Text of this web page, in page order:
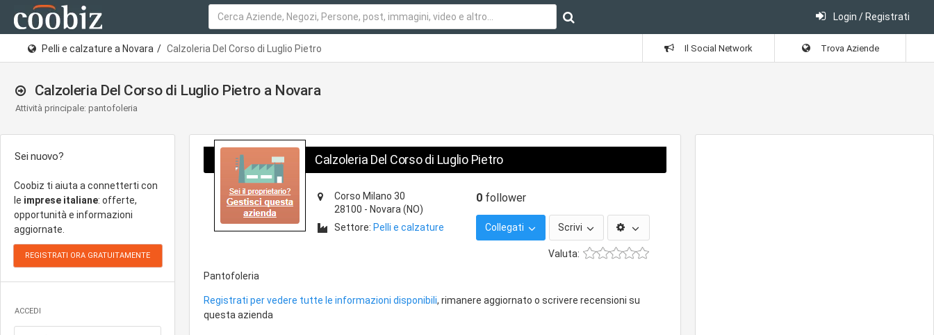
Login / Registrati
Pelli e calzature a Novara Calzoleria Del Corso di Luglio Pietro Il Social Network Trova Aziende
Calzoleria Del Corso di Luglio Pietro a Novara
Attività principale: pantofoleria
Sei nuovo?
Coobiz ti aiuta a connetterti con
le imprese italiane: offerte,
opportunità e informazioni
aggiornate.
ACCEDI
Calzoleria Del Corso di Luglio Pietro
Corso Milano 30
28100 - Novara (NO)
Settore: Pelli e calzature
0 follower
Collegati Scrivi
Valuta:
Pantofoleria
Registrati per vedere tutte le informazioni disponibili, rimanere aggiornato o scrivere recensioni su
questa azienda